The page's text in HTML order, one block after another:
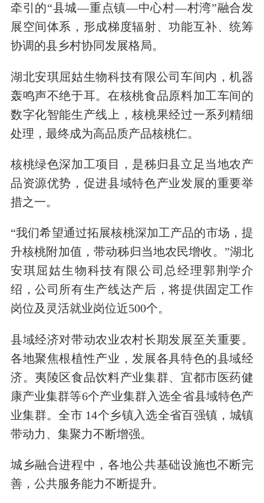
牵引的“县城—重点镇—中心村—村湾”融合发
展空间体系，形成梯度辐射、功能互补、统筹
协调的县乡村协同发展格局。
湖北安琪屈姑生物科技有限公司车间内，机器
轰鸣声不绝于耳。在核桃食品原料加工车间的
数字化智能生产线上，核桃果经过一系列精细
处理，最终成为高品质产品核桃仁。
核桃绿色深加工项目，是秭归县立足当地农产
品资源优势，促进县域特色产业发展的重要举
措之一。
“我们希望通过拓展核桃深加工产品的市场，提
升核桃附加值，带动秭归当地农民增收。”湖北
安琪屈姑生物科技有限公司总经理郭荆学介
绍，公司所有生产线达产后，将提供固定工作
岗位及灵活就业岗位近500个。
县域经济对带动农业农村长期发展至关重要。
各地聚焦根植性产业，发展各具特色的县域经
济。夷陵区食品饮料产业集群、宜都市医药健
康产业集群等6个产业集群入选全省县域特色产
业集群。全市 14个乡镇入选全省百强镇，城镇
带动力、集聚力不断增强。
城乡融合进程中，各地公共基础设施也不断完
善，公共服务能力不断提升。